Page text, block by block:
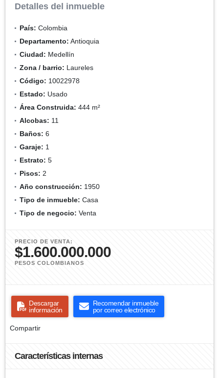
Detalles del inmueble
País: Colombia
Departamento: Antioquia
Ciudad: Medellín
Zona / barrio: Laureles
Código: 10022978
Estado: Usado
Área Construida: 444 m²
Alcobas: 11
Baños: 6
Garaje: 1
Estrato: 5
Pisos: 2
Año construcción: 1950
Tipo de inmueble: Casa
Tipo de negocio: Venta
PRECIO DE VENTA:
$1.600.000.000
PESOS COLOMBIANOS
Descargar
información
Recomendar inmueble
por correo electrónico
Compartir
Características internas